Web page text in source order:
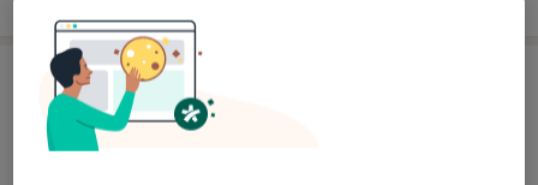
psychoterapeuta.
Studia na Wydziale Lekarskim Pomorskiej Akademii
Medycznej w Szczecinie ukończyłem w 2008 roku.
Kształcenie specjalizacyjne odbyłem w Wojewódzkim
Szpitalu Psychiatrycznym w Gdańsku uzyskując tytuł
Usługi i ceny
Konsultacja psychiatryczna (kolejna
wizyta)